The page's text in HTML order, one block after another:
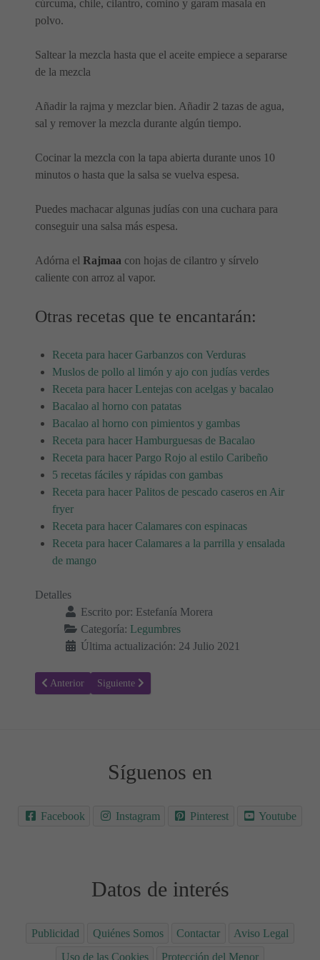
cúrcuma, chile, cilantro, comino y garam masala en
polvo.
Saltear la mezcla hasta que el aceite empiece a separarse
de la mezcla
Añadir la rajma y mezclar bien. Añadir 2 tazas de agua,
sal y remover la mezcla durante algún tiempo.
Cocinar la mezcla con la tapa abierta durante unos 10
minutos o hasta que la salsa se vuelva espesa.
Puedes machacar algunas judías con una cuchara para
conseguir una salsa más espesa.
Adórna el Rajmaa con hojas de cilantro y sírvelo
caliente con arroz al vapor.
Otras recetas que te encantarán:
Receta para hacer Garbanzos con Verduras
Muslos de pollo al limón y ajo con judías verdes
Receta para hacer Lentejas con acelgas y bacalao
Bacalao al horno con patatas
Bacalao al horno con pimientos y gambas
Receta para hacer Hamburguesas de Bacalao
Receta para hacer Pargo Rojo al estilo Caribeño
5 recetas fáciles y rápidas con gambas
Receta para hacer Palitos de pescado caseros en Air
fryer
Receta para hacer Calamares con espinacas
Receta para hacer Calamares a la parrilla y ensalada
de mango
Detalles
Escrito por: Estefanía Morera
Categoría: Legumbres
Última actualización: 24 Julio 2021
Artículo anterior: Guiso de verduras y soja: Receta fácil y nutritiva
Anterior Artículo siguiente: Receta para hacer Masala vada o
Siguiente
Síguenos en
Facebook Instagram Pinterest Youtube
Datos de interés
Publicidad Quiénes Somos Contactar
Aviso Legal
Uso de las Cookies
Protección del Menor